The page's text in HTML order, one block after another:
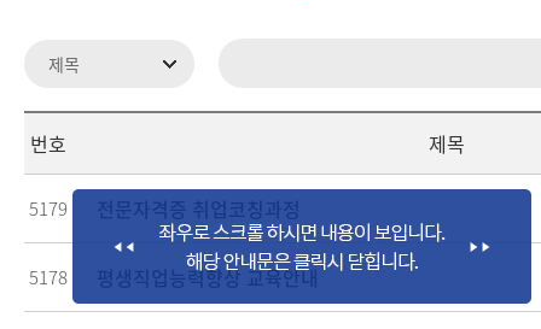
번호 제목
5179 전문자격증 취업코칭과정
5178 평생직업능력향상 교육안내